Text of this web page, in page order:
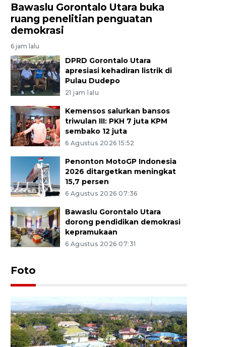
Bawaslu Gorontalo Utara buka
ruang penelitian penguatan
demokrasi
6 jam lalu
DPRD Gorontalo Utara
apresiasi kehadiran listrik di
Pulau Dudepo
21 jam lalu
Kemensos salurkan bansos
triwulan III: PKH 7 juta KPM
sembako 12 juta
6 Agustus 2026 15:52
Penonton MotoGP Indonesia
2026 ditargetkan meningkat
15,7 persen
6 Agustus 2026 07:36
Bawaslu Gorontalo Utara
dorong pendidikan demokrasi
kepramukaan
6 Agustus 2026 07:31
Foto